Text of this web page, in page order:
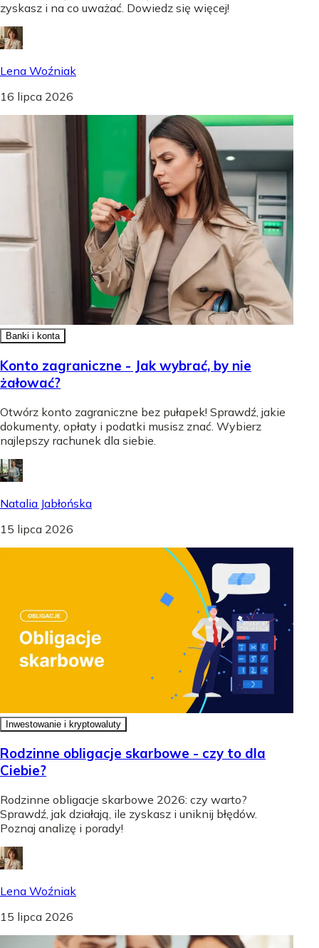
zyskasz i na co uważać. Dowiedz się więcej!
Lena Woźniak
16 lipca 2026
Banki i konta
Konto zagraniczne - Jak wybrać, by nie
żałować?
Otwórz konto zagraniczne bez pułapek! Sprawdź, jakie
dokumenty, opłaty i podatki musisz znać. Wybierz
najlepszy rachunek dla siebie.
Natalia Jabłońska
15 lipca 2026
Inwestowanie i kryptowaluty
Rodzinne obligacje skarbowe - czy to dla
Ciebie?
Rodzinne obligacje skarbowe 2026: czy warto?
Sprawdź, jak działają, ile zyskasz i uniknij błędów.
Poznaj analizę i porady!
Lena Woźniak
15 lipca 2026